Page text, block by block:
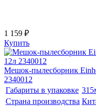
1 159 ₽
Купить
Мешок-пылесборник
2340012
Габариты в упаковке
Страна производства